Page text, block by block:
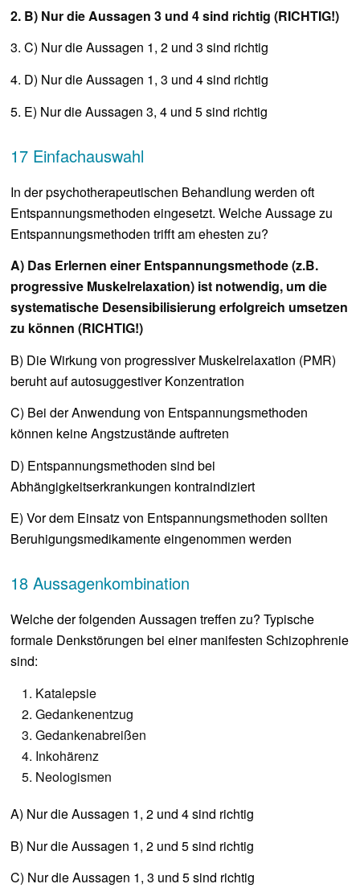
2. B) Nur die Aussagen 3 und 4 sind richtig (RICHTIG!)
3. C) Nur die Aussagen 1, 2 und 3 sind richtig
4. D) Nur die Aussagen 1, 3 und 4 sind richtig
5. E) Nur die Aussagen 3, 4 und 5 sind richtig
17 Einfachauswahl
In der psychotherapeutischen Behandlung werden oft
Entspannungsmethoden eingesetzt. Welche Aussage zu
Entspannungsmethoden trifft am ehesten zu?
A) Das Erlernen einer Entspannungsmethode (z.B.
progressive Muskelrelaxation) ist notwendig, um die
systematische Desensibilisierung erfolgreich umsetzen
zu können (RICHTIG!)
B) Die Wirkung von progressiver Muskelrelaxation (PMR)
beruht auf autosuggestiver Konzentration
C) Bei der Anwendung von Entspannungsmethoden
können keine Angstzustände auftreten
D) Entspannungsmethoden sind bei
Abhängigkeitserkrankungen kontraindiziert
E) Vor dem Einsatz von Entspannungsmethoden sollten
Beruhigungsmedikamente eingenommen werden
18 Aussagenkombination
Welche der folgenden Aussagen treffen zu? Typische
formale Denkstörungen bei einer manifesten Schizophrenie
sind:
Katalepsie
Gedankenentzug
Gedankenabreißen
Inkohärenz
Neologismen
A) Nur die Aussagen 1, 2 und 4 sind richtig
B) Nur die Aussagen 1, 2 und 5 sind richtig
C) Nur die Aussagen 1, 3 und 5 sind richtig